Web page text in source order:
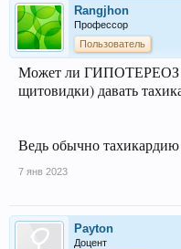
Rangjhon
Профессор
Пользователь
Может ли ГИПОТЕРЕОЗ
щитовидки) давать
Ведь обычно тахикардию
7 янв 2023
Payton
Доцент